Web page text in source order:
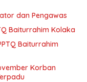
dan Pengawas
Baiturrahim Kolaka
Baiturrahim
Korban